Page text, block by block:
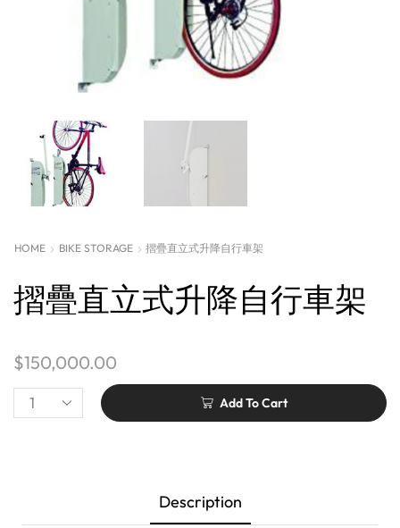
HOME BIKE STORAGE 摺疊直立式升降自行車架
摺疊直立式升降自行車架
$150,000.00
Add To Cart
Description